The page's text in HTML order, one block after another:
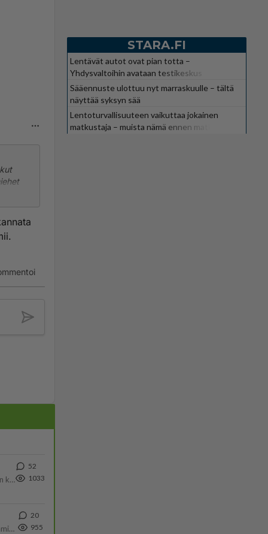
Olen säälittävä, mitä tulee sinun kohtaamiseen. Tunnen vaan itseni todella epävarmaksi sun kanssa. Jos minun olisi pitän
52
1033
Poliisin mukaan nuori oli lähes täysi-ikäinen. Ennen iltakuutta tulleen ilmoituksen mukaan ihminen oli joutunut mahdoll
20
955
STARA.FI
Lentävät autot ovat pian totta –
Yhdysvaltoihin avataan testikeskus
Sääennuste ulottuu nyt marraskuulle – tältä
näyttää syksyn sää
Lentoturvallisuuteen vaikuttaa jokainen
matkustaja – muista nämä ennen matkaa